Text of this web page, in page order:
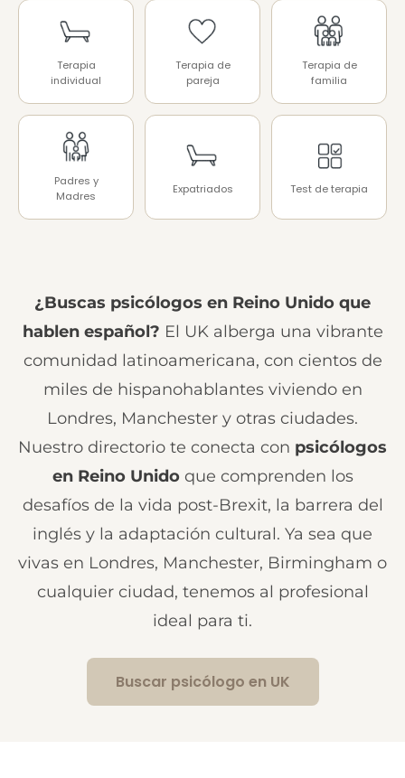
Terapia
individual
Terapia de
pareja
Terapia de
familia
Padres y
Madres
Expatriados Test de terapia
¿Buscas psicólogos en Reino Unido que
hablen español? El UK alberga una vibrante
comunidad latinoamericana, con cientos de
miles de hispanohablantes viviendo en
Londres, Manchester y otras ciudades.
Nuestro directorio te conecta con psicólogos
en Reino Unidoque comprenden los
desafíos de la vida post-Brexit, la barrera del
inglés y la adaptación cultural. Ya sea que
vivas en Londres, Manchester, Birmingham o
cualquier ciudad, tenemos al profesional
ideal para ti.
Buscar psicólogo en UK